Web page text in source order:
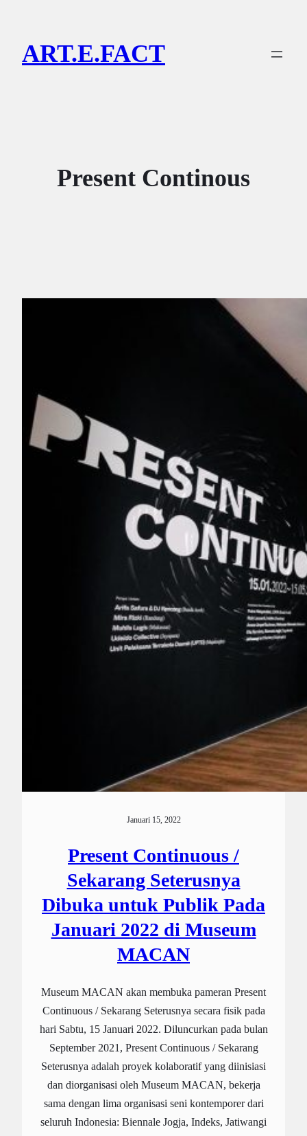
kontenART.E.FACT
Present Continous
Januari 15, 2022
Present Continuous /
Sekarang Seterusnya
Dibuka untuk Publik Pada
Januari 2022 di Museum
MACAN
Museum MACAN akan membuka pameran Present
Continuous / Sekarang Seterusnya secara fisik pada
hari Sabtu, 15 Januari 2022. Diluncurkan pada bulan
September 2021, Present Continuous / Sekarang
Seterusnya adalah proyek kolaboratif yang diinisiasi
dan diorganisasi oleh Museum MACAN, bekerja
sama dengan lima organisasi seni kontemporer dari
seluruh Indonesia: Biennale Jogja, Indeks, Jatiwangi